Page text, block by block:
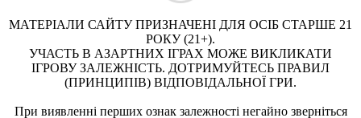
МАТЕРІАЛИ САЙТУ ПРИЗНАЧЕНІ ДЛЯ ОСІБ СТАРШЕ 21
РОКУ (21+).
УЧАСТЬ В АЗАРТНИХ ІГРАХ МОЖЕ ВИКЛИКАТИ
ІГРОВУ ЗАЛЕЖНІСТЬ. ДОТРИМУЙТЕСЬ ПРАВИЛ
(ПРИНЦИПІВ) ВІДПОВІДАЛЬНОЇ ГРИ.
При виявленні перших ознак залежності негайно зверніться